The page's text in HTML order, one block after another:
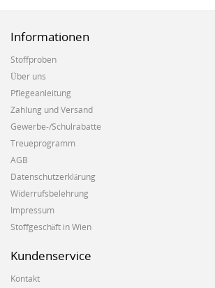
Informationen
Stoffproben
Über uns
Pflegeanleitung
Zahlung und Versand
Gewerbe-/Schulrabatte
Treueprogramm
AGB
Datenschutzerklärung
Widerrufsbelehrung
Impressum
Stoffgeschäft in Wien
Kundenservice
Kontakt